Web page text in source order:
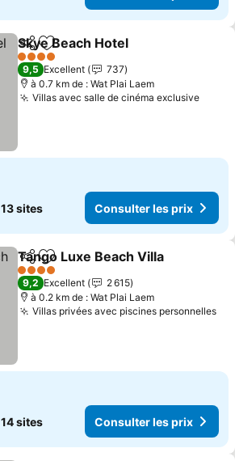
PartagerAjouter à mes favoris
Skye Beach Hotel
4 Étoiles
9,5 Excellent
737
à 0.7 km de : Wat Plai Laem
Villas avec salle de cinéma exclusive
13 sites Consulter les prix
PartagerAjouter à mes favoris
Tango Luxe Beach Villa
4 Étoiles
9,2 Excellent
2 615
à 0.2 km de : Wat Plai Laem
Villas privées avec piscines personnelles
14 sites Consulter les prix